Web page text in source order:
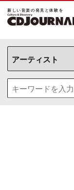
新しい⾳楽の発⾒と体験を